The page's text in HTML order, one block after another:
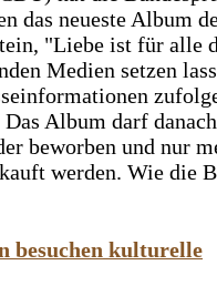
das neueste Album
"Liebe ist für alle
Medien setzen
Album darf
beworben und nur
werden. Wie die
besuchen kulturelle